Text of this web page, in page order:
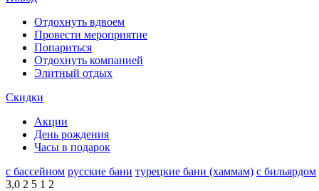
Отдохнуть вдвоем
Провести мероприятие
Попариться
Отдохнуть компанией
Элитный отдых
Скидки
Акции
День рождения
Часы в подарок
с бассейном русские бани турецкие бани (хаммам) с бильярдом
3,0 2 5 1 2